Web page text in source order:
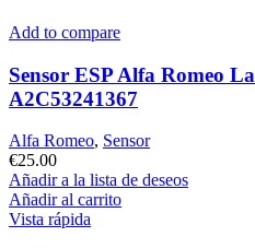
Add to compare
Sensor ESP Alfa Romeo
A2C53241367
Alfa Romeo, Sensor
€25.00
Añadir a la lista de deseos
Añadir al carrito
Vista rápida